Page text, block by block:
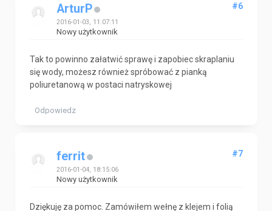
ArturP
2016-01-03, 11:07:11
Nowy użytkownik
#6
Tak to powinno załatwić sprawę i zapobiec skraplaniu
się wody, możesz również spróbować z pianką
poliuretanową w postaci natryskowej
Odpowiedz
ferrit
2016-01-04, 18:15:06
Nowy użytkownik
#7
Dziękuję za pomoc. Zamówiłem wełnę z klejem i folią